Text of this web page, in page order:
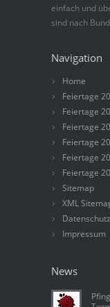
einfach und
sind nach
Navigation
Home
Feiertage
Feiertage
Feiertage
Feiertage
Feiertage
Feiertage
Sitemap
XML
Datenschutz
Impressum
News